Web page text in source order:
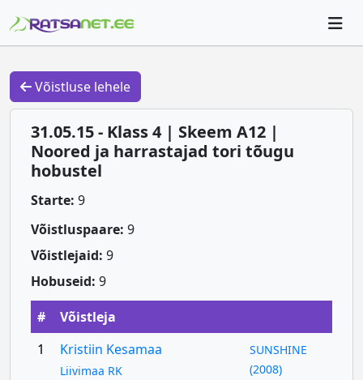
Võistluse lehele
31.05.15 - Klass 4 | Skeem A12 |
Noored ja harrastajad tori tõugu
hobustel
Starte: 9
Võistluspaare: 9
Võistlejaid: 9
Hobuseid: 9
#
Võistleja
1
Kristiin Kesamaa
Liivimaa RK
SUNSHINE
(2008)